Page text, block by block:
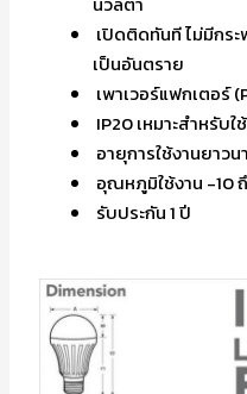
เปิดติดทันที ไม่มีกร
เป็นอันตราย
เพาเวอร์แฟกเตอร์
IP20 เหมาะสำหรับ
อายุการใช้งานยาว
อุณหภูมิใช้งาน -10
รับประกัน 1 ปี